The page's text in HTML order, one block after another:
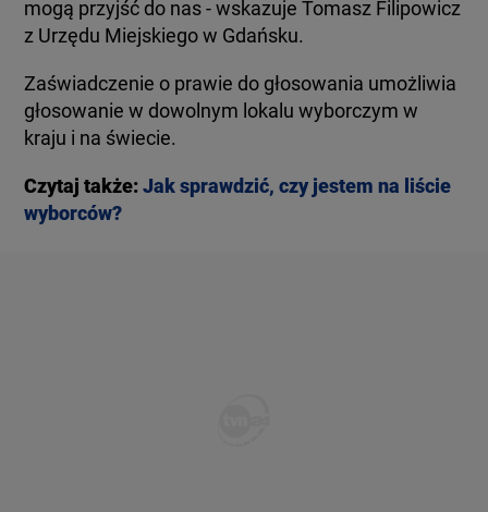
mogą przyjść do nas - wskazuje Tomasz Filipowicz
z Urzędu Miejskiego w Gdańsku.
Zaświadczenie o prawie do głosowania umożliwia
głosowanie w dowolnym lokalu wyborczym w
kraju i na świecie.
Czytaj także:Jak sprawdzić, czy jestem na liście
wyborców?